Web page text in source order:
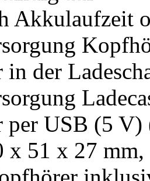
Akkulaufzeit
in der
per USB (5
x 51 x 27